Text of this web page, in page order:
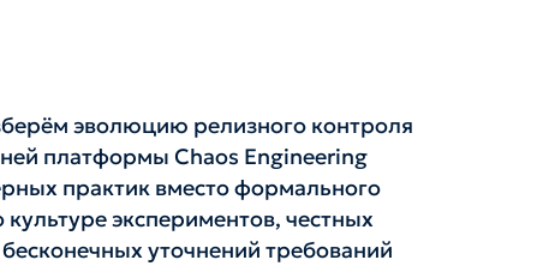
эволюцию релизного контроля
платформы Chaos Engineering
практик вместо формального
экспериментов, честных
уточнений требований